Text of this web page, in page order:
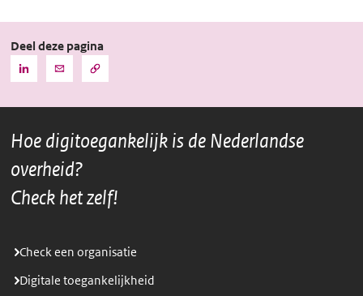
Deel deze pagina
Deel
pagina
LinkedIn
Deel
pagina
Mail
Kopieer
de
naar
Hoe digitoegankelijk is de Nederlandse
overheid?
Check het zelf!
Check een organisatie
Digitale toegankelijkheid